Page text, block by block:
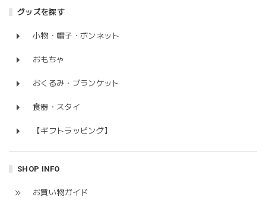
グッズを探す
小物・帽子・ボンネット
おもちゃ
おくるみ・ブランケット
食器・スタイ
【ギフトラッピング】
SHOP INFO
お買い物ガイド